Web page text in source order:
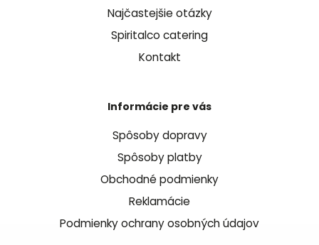
Najčastejšie otázky
Spiritalco catering
Kontakt
Informácie pre vás
Spôsoby dopravy
Spôsoby platby
Obchodné podmienky
Reklamácie
Podmienky ochrany osobných údajov